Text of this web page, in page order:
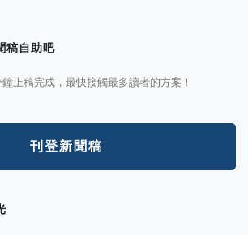
稿自助吧
上稿完成，最快接觸最多讀者的方案！
刊登新聞稿